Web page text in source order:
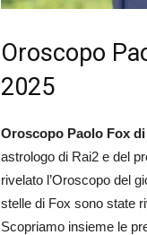
Oroscopo
2025
Oroscopo Paolo Fox
astrologo di Rai2 e del
rivelato l’Oroscopo del
stelle di Fox sono state
Scopriamo insieme le